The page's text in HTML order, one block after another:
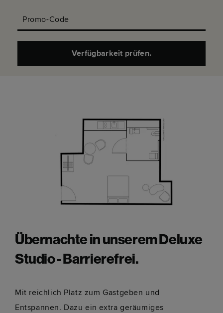
Promo-Code
Verfügbarkeit prüfen.
Übernachte in unserem Deluxe
Studio - Barrierefrei.
Mit reichlich Platz zum Gastgeben und
Entspannen. Dazu ein extra geräumiges